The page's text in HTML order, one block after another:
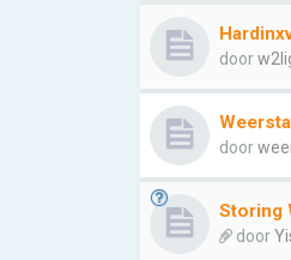
door
door
Storing
door